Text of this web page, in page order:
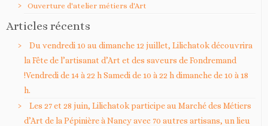
Ouverture d'atelier métiers d'Art
Articles récents
Du vendredi 10 au dimanche 12 juillet, Lilichatok découvrira
la Fête de l’artisanat d’Art et des saveurs de Fondremand
!Vendredi de 14 à 22 h Samedi de 10 à 22 h dimanche de 10 à 18
h.
Les 27 et 28 juin, Lilichatok participe au Marché des Métiers
d’Art de la Pépinière à Nancy avec 70 autres artisans, un lieu